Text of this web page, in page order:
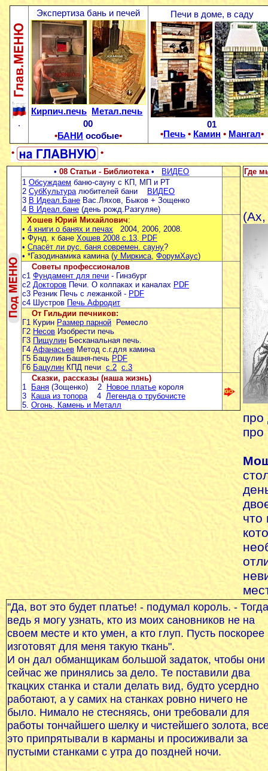
.
Экспертиза бань и печей
Кирпич.печь
Метал.печь
00
•БАНИ особые•
Печи в доме, в саду
01
•Печь • Камин • Мангал•
•
•
•08 Статьи - Библиотека• ВИДЕО
1 Обсуждаем баню-сауну с КП, МП и РТ
2 СубКультуралюбителей бани
ВИДЕО
3 В Идеал.Бане Вас.Ляхов, Быков + Зощенко
4 В Идеал.бане (день рожд.Разгуляе)
Хошев Юрий Михайлович:
• 4 книги о банях и печах
2004, 2006, 2008.
• Фунд. к бане Хошев 2008 с.13, PDF
• Спасёт ли рус. баня современ. сауну?
• *Газодинамика камина (у Миркиса, ФорумХаус)
Советы профессионалов
с1 Фундамент для печи - Гинзбург
с2 Докторов Печи. О колпаках и каналах PDF
с3 Резник Печь с лежанкой - PDF
с4 Шустров Печь Афродит
От Гильдии печников:
Г1 Курин Размер парной Ремесло
Г2 Несов Изобрести печь
Г3 Пищулин Бесканальная печь.
Г4 Афанасьев Метод с.г.для камина
Г5 Бацулин Башня-печь PDF
Г6 Бацулин КПД печи с.2 с.3
Сказки, рассказы (наша жизнь)
1
Баня (Зощенко) 2 Новое платье короля
3
Каша из топора4 Легенда о трубочисте
5. Огонь, Камень и Металл
Где
про
про
что
"Да, вот это будет платье! - подумал король. - Тогда
ведь я могу узнать, кто из моих сановников не на
своем месте и кто умен, а кто глуп. Пусть поскорее
изготовят для меня такую ткань".
И он дал обманщикам большой задаток, чтобы они
сейчас же принялись за дело. Те поставили два
ткацких станка и стали делать вид, будто усердно
работают, а у самих на станках ровно ничего не
было. Нимало не стесняясь, они требовали для
работы тончайшего шелку и чистейшего золота,
это припрятывали в карманы и просиживали за
пустыми станками с утра до поздней ночи.